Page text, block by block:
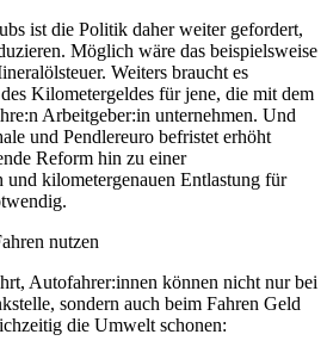
ist die Politik daher weiter gefordert,
Möglich wäre das beispielsweise
Weiters braucht es
Kilometergeldes für jene, die mit dem
Arbeitgeber:in unternehmen. Und
und Pendlereuro befristet erhöht
Reform hin zu einer
und kilometergenauen Entlastung für
nutzen
Autofahrer:innen können nicht nur bei
sondern auch beim Fahren Geld
die Umwelt schonen: